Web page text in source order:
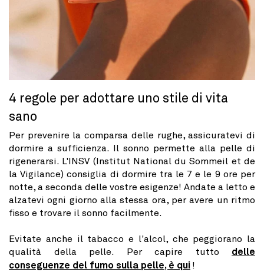
4 regole per adottare uno stile di vita
sano
Per prevenire la comparsa delle rughe, assicuratevi di
dormire a sufficienza. Il sonno permette alla pelle di
rigenerarsi. L'INSV (Institut National du Sommeil et de
la Vigilance) consiglia di dormire tra le 7 e le 9 ore per
notte, a seconda delle vostre esigenze! Andate a letto e
alzatevi ogni giorno alla stessa ora, per avere un ritmo
fisso e trovare il sonno facilmente.
Evitate anche il tabacco e l'alcol, che peggiorano la
qualità della pelle. Per capire tutto delle
conseguenze del fumo sulla pelle, è qui !